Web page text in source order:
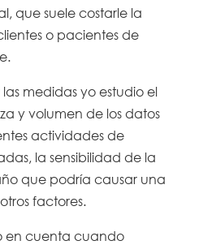
que suele costarle la
o pacientes de
medidas yo estudio el
y volumen de los datos
actividades de
la sensibilidad de la
que podría causar una
factores.
en cuenta cuando